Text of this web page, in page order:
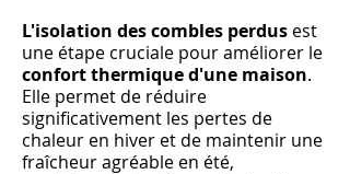
L'isolation des combles perdus est
une étape cruciale pour améliorer le
confort thermique d'une maison.
Elle permet de réduire
significativement les pertes de
chaleur en hiver et de maintenir une
fraîcheur agréable en été,